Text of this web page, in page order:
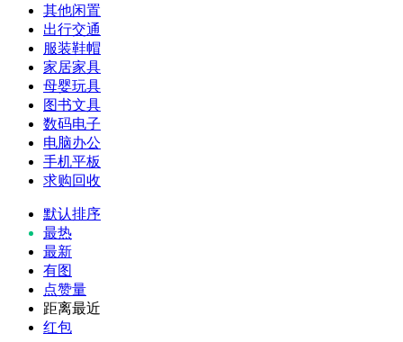
其他闲置
出行交通
服装鞋帽
家居家具
母婴玩具
图书文具
数码电子
电脑办公
手机平板
求购回收
默认排序
最热
最新
有图
点赞量
距离最近
红包